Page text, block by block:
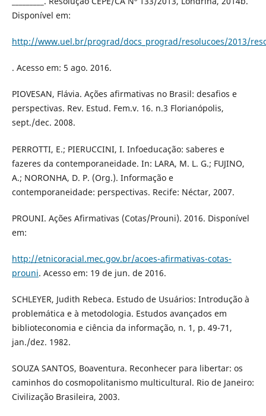
Disponível em:
http://www.uel.br/prograd/docs_prograd/resolucoes/2013/
. Acesso em: 5 ago. 2016.
PIOVESAN, Flávia. Ações afirmativas no Brasil: desafios e
perspectivas. Rev. Estud. Fem.v. 16. n.3 Florianópolis,
sept./dec. 2008.
PERROTTI, E.; PIERUCCINI, I. Infoeducação: saberes e
fazeres da contemporaneidade. In: LARA, M. L. G.; FUJINO,
A.; NORONHA, D. P. (Org.). Informação e
contemporaneidade: perspectivas. Recife: Néctar, 2007.
PROUNI. Ações Afirmativas (Cotas/Prouni). 2016. Disponível
em:
http://etnicoracial.mec.gov.br/acoes-afirmativas-cotas-
prouni. Acesso em: 19 de jun. de 2016.
SCHLEYER, Judith Rebeca. Estudo de Usuários: Introdução à
problemática e à metodologia. Estudos avançados em
biblioteconomia e ciência da informação, n. 1, p. 49-71,
jan./dez. 1982.
SOUZA SANTOS, Boaventura. Reconhecer para libertar: os
caminhos do cosmopolitanismo multicultural. Rio de Janeiro:
Civilização Brasileira, 2003.